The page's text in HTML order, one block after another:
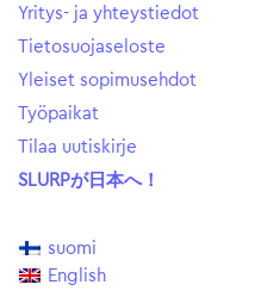
Yritys- ja yhteystiedot
Tietosuojaseloste
Yleiset sopimusehdot
Työpaikat
Tilaa uutiskirje
SLURPが日本へ！
suomi
English